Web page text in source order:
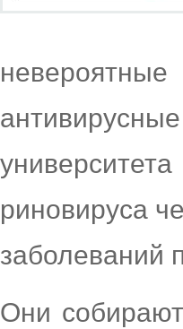
риновируса
заболеваний
Они